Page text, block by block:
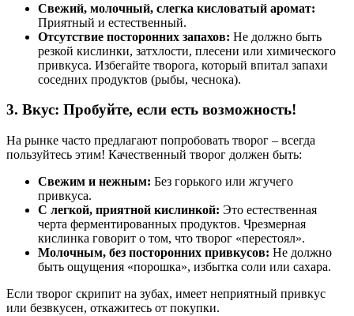
Свежий, молочный, слегка кисловатый аромат:
Приятный и естественный.
Отсутствие посторонних запахов: Не должно быть
резкой кислинки, затхлости, плесени или химического
привкуса. Избегайте творога, который впитал запахи
соседних продуктов (рыбы, чеснока).
3. Вкус: Пробуйте, если есть возможность!
На рынке часто предлагают попробовать творог – всегда
пользуйтесь этим! Качественный творог должен быть:
Свежим и нежным: Без горького или жгучего
привкуса.
С легкой, приятной кислинкой: Это естественная
черта ферментированных продуктов. Чрезмерная
кислинка говорит о том, что творог «перестоял».
Молочным, без посторонних привкусов: Не должно
быть ощущения «порошка», избытка соли или сахара.
Если творог скрипит на зубах, имеет неприятный привкус
или безвкусен, откажитесь от покупки.